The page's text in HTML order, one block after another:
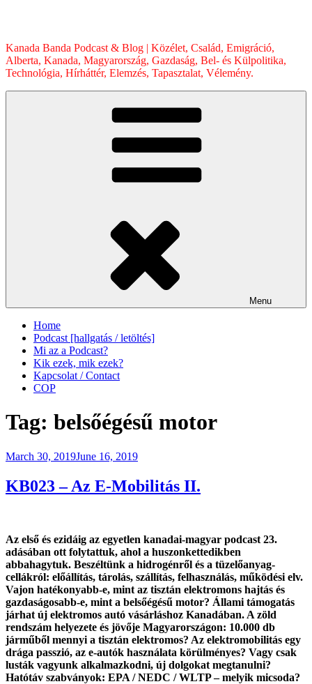
Kanada Banda Podcast & Blog | Közélet, Család, Emigráció,
Alberta, Kanada, Magyarország, Gazdaság, Bel- és Külpolitika,
Technológia, Hírháttér, Elemzés, Tapasztalat, Vélemény.
Menu
Home
Podcast [hallgatás / letöltés]
Mi az a Podcast?
Kik ezek, mik ezek?
Kapcsolat / Contact
COP
Tag: belsőégésű motor
Posted
March 30, 2019June 16, 2019
KB023 – Az E-Mobilitás II.
Az első és ezidáig az egyetlen kanadai-magyar podcast 23.
adásában ott folytattuk, ahol a huszonkettedikben
abbahagytuk. Beszéltünk a hidrogénről és a tüzelőanyag-
cellákról: előállítás, tárolás, szállítás, felhasználás, működési elv.
Vajon hatékonyabb-e, mint az tisztán elektromons hajtás és
gazdaságosabb-e, mint a belsőégésű motor? Állami támogatás
járhat új elektromos autó vásárláshoz Kanadában. A zöld
rendszám helyezete és jövője Magyarországon: 10.000 db
járműből mennyi a tisztán elektromos? Az elektromobilitás egy
drága passzió, az e-autók használata körülményes? Vagy csak
lusták vagyunk alkalmazkodni, új dolgokat megtanulni?
Hatótáv szabványok: EPA / NEDC / WLTP – melyik micsoda?